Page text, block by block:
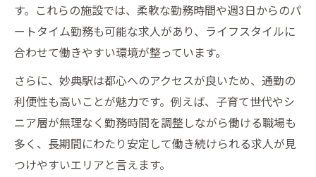
す。これらの施設では、柔軟な勤務時間や週3日からのパ
ートタイム勤務も可能な求人があり、ライフスタイルに
合わせて働きやすい環境が整っています。
さらに、妙典駅は都心へのアクセスが良いため、通勤の
利便性も高いことが魅力です。例えば、子育て世代やシ
ニア層が無理なく勤務時間を調整しながら働ける職場も
多く、長期間にわたり安定して働き続けられる求人が見
つけやすいエリアと言えます。